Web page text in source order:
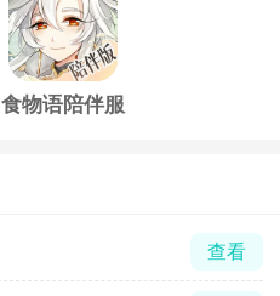
食物语陪伴服
查看